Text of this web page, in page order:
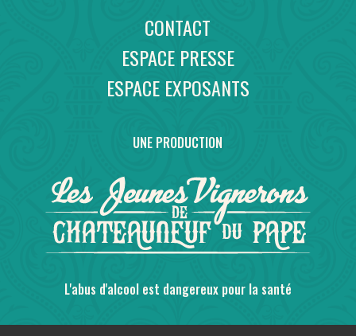
CONTACT
ESPACE PRESSE
ESPACE EXPOSANTS
UNE PRODUCTION
L'abus d'alcool est dangereux pour la santé